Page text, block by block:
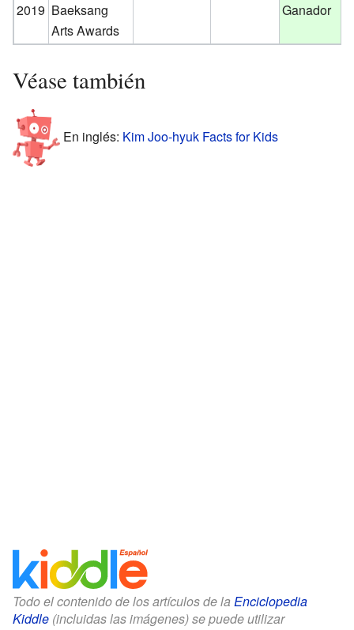
2019 Baeksang
Arts Awards
Ganador
Véase también
En inglés: Kim Joo-hyuk Facts for Kids
Todo el contenido de los artículos de la Enciclopedia
Kiddle (incluidas las imágenes) se puede utilizar